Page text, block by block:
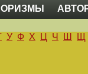
У Ф Х Ц Ч Ш Щ